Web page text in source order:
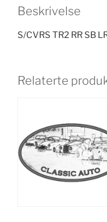
Beskrivelse
S/CVRS TR2 RR SB
Relaterte